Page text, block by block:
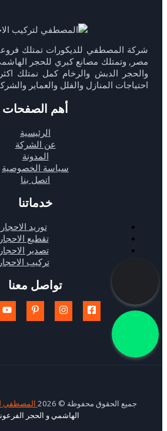
شركة المصطفي للديكورات تمتلك
مصر, وتمتلك مصانع كبري للحجر
احتياجات المنازل والفلل والعماير
أهم الصفحات
الرئيسية
عن الشركة
المدونة
سياسة الخصوصية
اتصل بنا
خدماتنا
توريد الاحجار
تقطيع الاحجار
تصدير الاحجار
تركيب الاحجار
تواصل معنا
جميع الحقوق محفوظة © 2026 المصطفي
الهاشمي و الحجر